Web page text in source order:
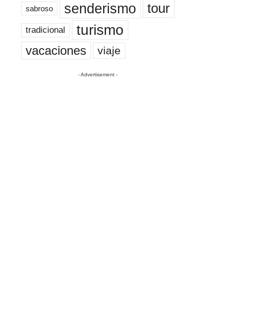
sabroso senderismo tour
tradicional turismo
vacaciones viaje
- Advertisement -